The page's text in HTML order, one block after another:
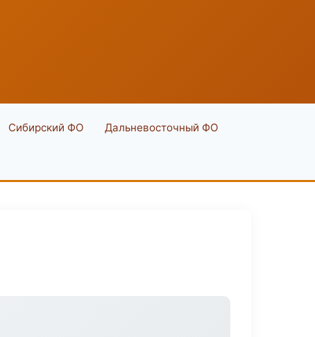
Сибирский ФО Дальневосточный ФО